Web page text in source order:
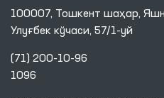
100007, Тошкент шаҳар,
Улуғбек кўчаси, 57/1-уй
(71) 200-10-96
1096